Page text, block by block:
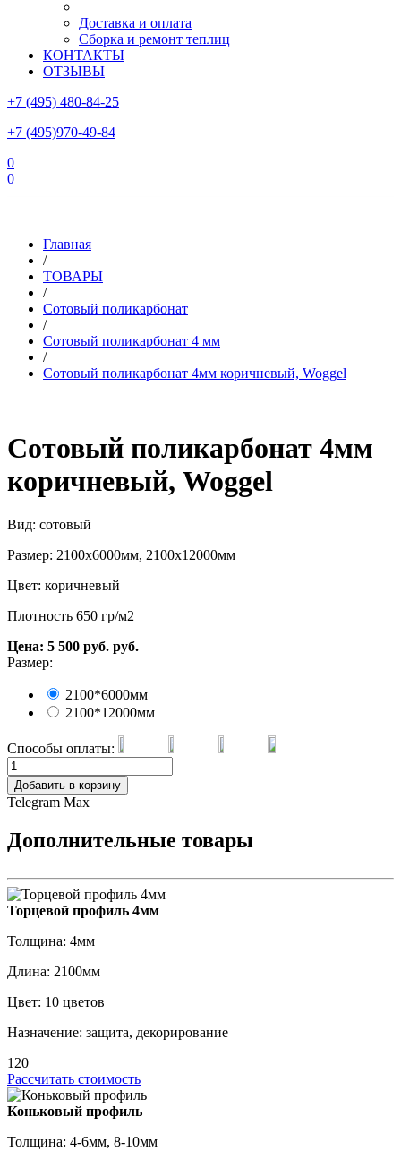
Доставка и оплата
Сборка и ремонт теплиц
КОНТАКТЫ
ОТЗЫВЫ
+7 (495) 480-84-25
+7 (495)970-49-84
0
0
Главная
/
ТОВАРЫ
/
Сотовый поликарбонат
/
Сотовый поликарбонат 4 мм
/
Сотовый поликарбонат 4мм коричневый, Woggel
Сотовый поликарбонат 4мм
коричневый, Woggel
Вид: сотовый
Размер: 2100х6000мм, 2100х12000мм
Цвет: коричневый
Плотность 650 гр/м2
Цена: 5 500 руб. руб.
Размер:
2100*6000мм
2100*12000мм
Способы оплаты:
Добавить в корзину
Telegram Max
Дополнительные товары
Торцевой профиль 4мм
Толщина: 4мм
Длина: 2100мм
Цвет: 10 цветов
Назначение: защита, декорирование
120
Рассчитать стоимость
Коньковый профиль
Толщина: 4-6мм, 8-10мм